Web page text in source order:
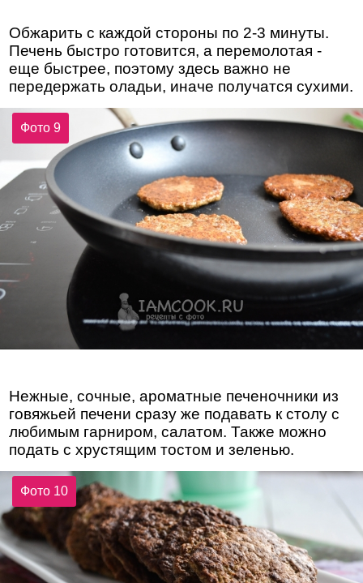
Обжарить с каждой стороны по 2-3 минуты.
Печень быстро готовится, а перемолотая -
еще быстрее, поэтому здесь важно не
передержать оладьи, иначе получатся сухими.
Фото 9
Нежные, сочные, ароматные печеночники из
говяжьей печени сразу же подавать к столу с
любимым гарниром, салатом. Также можно
подать с хрустящим тостом и зеленью.
Фото 10